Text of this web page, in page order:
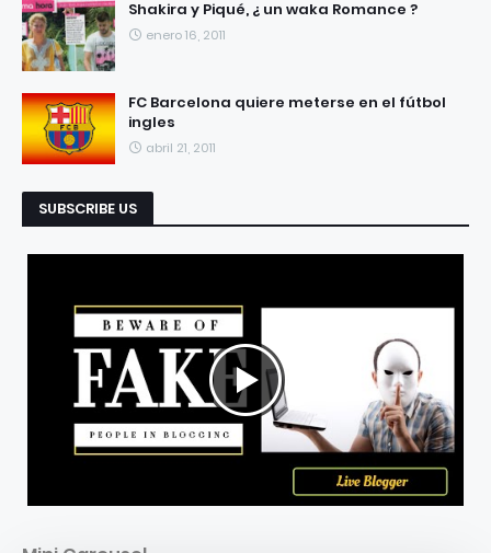
Shakira y Piqué, ¿ un waka Romance ?
enero 16, 2011
FC Barcelona quiere meterse en el fútbol
ingles
abril 21, 2011
SUBSCRIBE US